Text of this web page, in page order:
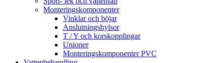
Monteringskomponenter
Vinklar och böjar
Anslutningshylsor
T / Y och korskopplingar
Unioner
Monteringskomponenter PVC